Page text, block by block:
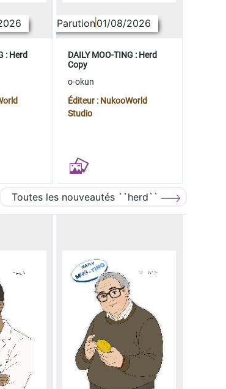
: Herd
Parution01/08/2026
DAILY MOO-TING : Herd
Copy
o-okun
Éditeur : NukooWorld
Studio
Toutes les nouveautés ``herd``